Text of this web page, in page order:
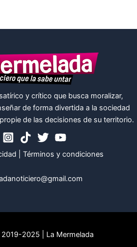
y crítico que busca moralizar,
de forma divertida a la sociedad
de las decisiones de su territorio.
Términos y condiciones
2025 | La Mermelada